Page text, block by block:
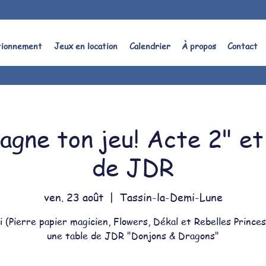
Jeux en location Calendrier À propos Contact
ton jeu! Acte 2"
de JDR
ven. 23 août
  |
Tassin-la-Demi-Lune
(Pierre papier magicien, Flowers, Dékal et Rebelles
une table de JDR "Donjons & Dragons"